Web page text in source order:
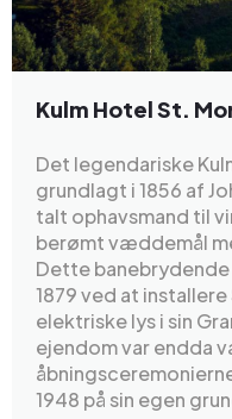
Kulm Hotel St.
Det legendariske
grundlagt i 1856 af
talt ophavsmand til
berømt væddemål
Dette
1879 ved at
elektriske lys i sin
ejendom var endda
1948 på sin egen